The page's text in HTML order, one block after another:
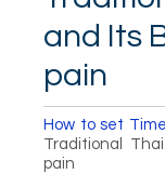
and Its
pain
How to set Time
Traditional
pain